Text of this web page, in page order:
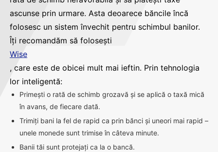
ascunse prin urmare. Asta deoarece băncile încă
folosesc un sistem învechit pentru schimbul banilor.
Îți recomandăm să folosești
Wise
, care este de obicei mult mai ieftin. Prin tehnologia
lor inteligentă:
Primești o rată de schimb grozavă și se aplică o taxă mică
în avans, de fiecare dată.
Trimiți bani la fel de rapid ca prin bănci și uneori mai rapid –
unele monede sunt trimise în câteva minute.
Banii tăi sunt protejați ca la o bancă.